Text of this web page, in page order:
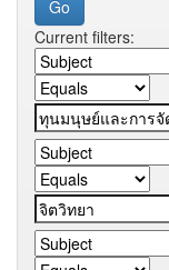
Current filters: